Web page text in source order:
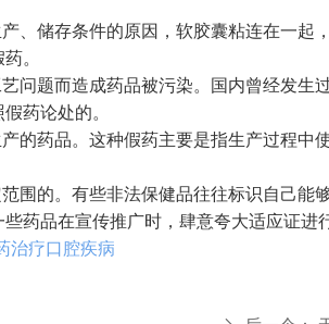
储存条件的原因，软胶囊粘连在一起
。
题而造成药品被污染。国内曾经发生
药论处的。
药品。这种假药主要是指生产过程中
的。有些非法保健品往往标识自己能
药品在宣传推广时，肆意夸大适应证进
治疗口腔疾病